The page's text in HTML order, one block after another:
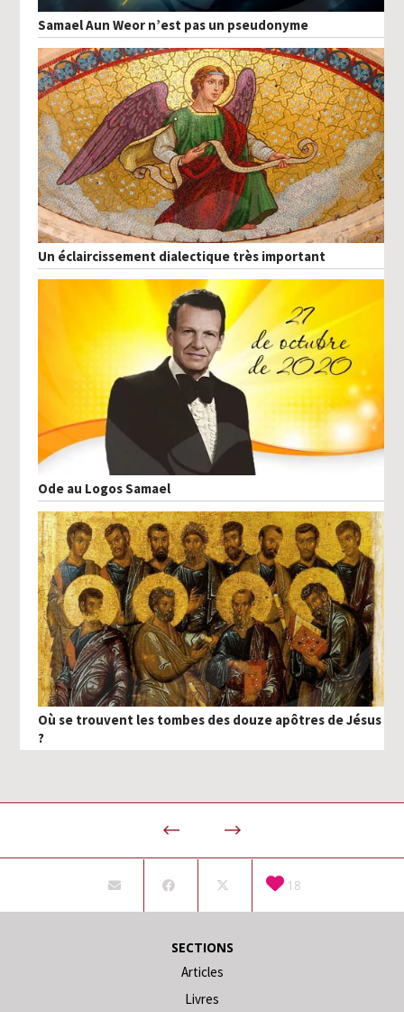
Samael Aun Weor n’est pas un pseudonyme
Un éclaircissement dialectique très important
Ode au Logos Samael
Où se trouvent les tombes des douze apôtres de Jésus
?
18
SECTIONS
Articles
Livres